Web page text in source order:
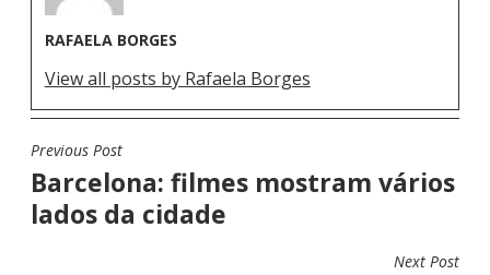
RAFAELA BORGES
View all posts by Rafaela Borges
N
A
V
Previous Post
Barcelona: filmes mostram vários
lados da cidade
Next Post